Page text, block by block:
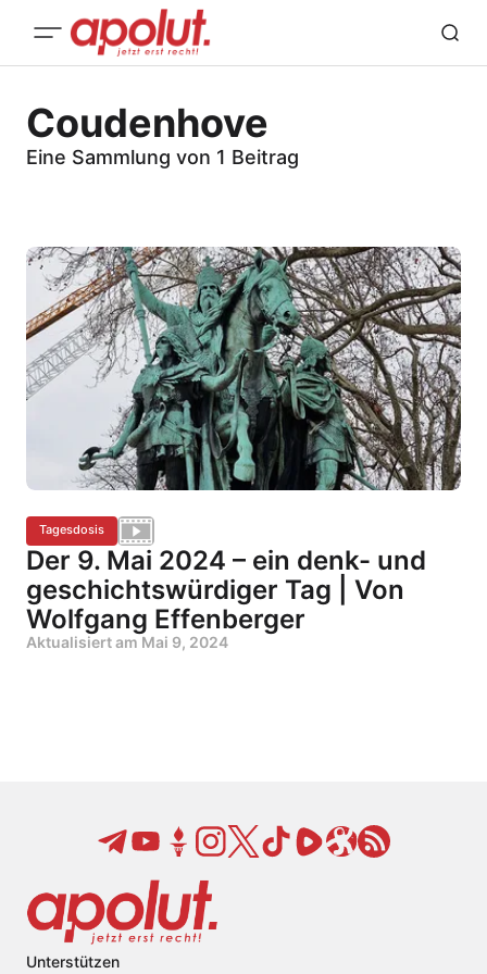
Coudenhove
Eine Sammlung von 1 Beitrag
Tagesdosis
Der 9. Mai 2024 – ein denk- und
geschichtswürdiger Tag | Von
Wolfgang Effenberger
Aktualisiert am Mai 9, 2024
Unterstützen